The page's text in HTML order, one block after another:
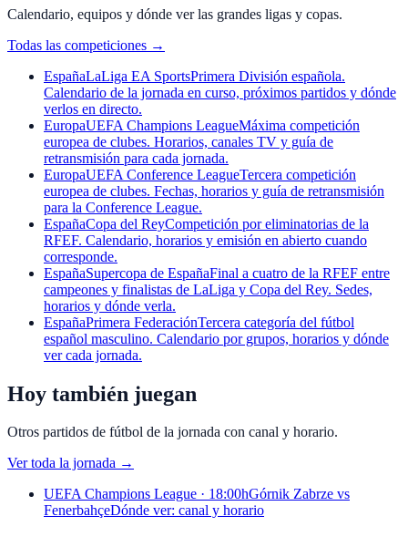
Calendario, equipos y dónde ver las grandes ligas y copas.
Todas las competiciones →
EspañaLaLiga EA SportsPrimera División española.
Calendario de la jornada en curso, próximos partidos y dónde
verlos en directo.
EuropaUEFA Champions LeagueMáxima competición
europea de clubes. Horarios, canales TV y guía de
retransmisión para cada jornada.
EuropaUEFA Conference LeagueTercera competición
europea de clubes. Fechas, horarios y guía de retransmisión
para la Conference League.
EspañaCopa del ReyCompetición por eliminatorias de la
RFEF. Calendario, horarios y emisión en abierto cuando
corresponde.
EspañaSupercopa de EspañaFinal a cuatro de la RFEF entre
campeones y finalistas de LaLiga y Copa del Rey. Sedes,
horarios y dónde verla.
EspañaPrimera FederaciónTercera categoría del fútbol
español masculino. Calendario por grupos, horarios y dónde
ver cada jornada.
Hoy también juegan
Otros partidos de fútbol de la jornada con canal y horario.
Ver toda la jornada →
UEFA Champions League · 18:00hGórnik Zabrze vs
FenerbahçeDónde ver: canal y horario